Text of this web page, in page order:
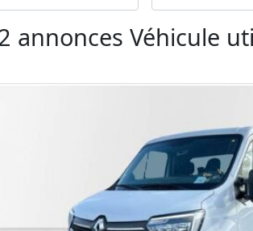
annonces Véhicule